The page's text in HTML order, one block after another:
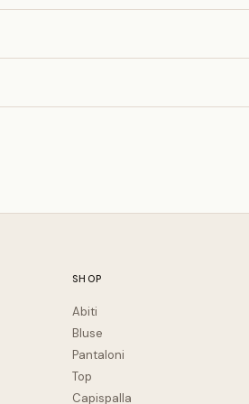
SHOP
Abiti
Bluse
Pantaloni
Top
Capispalla